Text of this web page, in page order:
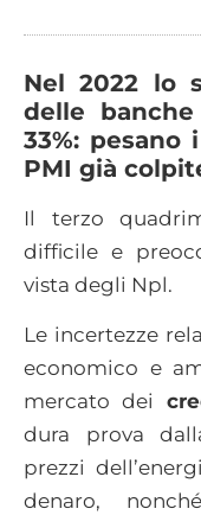
Nel 2022 lo
delle
33%:
PMI già
Il terzo
difficile e
vista degli Npl.
Le incertezze
economico e
mercato dei
dura prova
prezzi
denaro,